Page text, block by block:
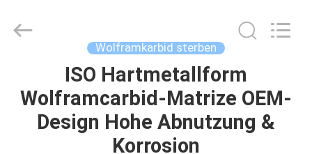
PRODUKTE
Limited.
Wolframkarbid sterben
ISO Hartmetallform
Wolframcarbid-Matrize OEM-
Design Hohe Abnutzung &
Korrosion